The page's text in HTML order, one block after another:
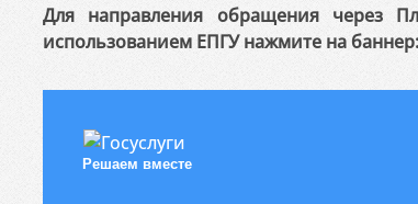
Для направления обращения через
использованием ЕПГУ нажмите на баннер:
Решаем вместе